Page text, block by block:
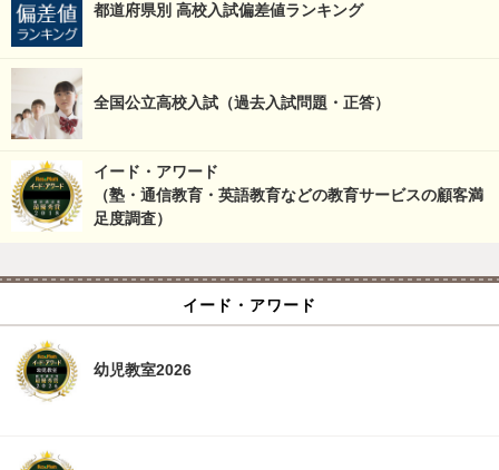
都道府県別 高校入試偏差値ランキング
全国公立高校入試（過去入試問題・正答）
イード・アワード
（塾・通信教育・英語教育などの教育サービスの顧客満
足度調査）
イード・アワード
幼児教室2026